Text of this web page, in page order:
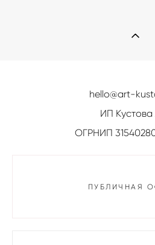
hello@art-
ИП Кустова
ОГРНИП
ПУБЛИЧНАЯ